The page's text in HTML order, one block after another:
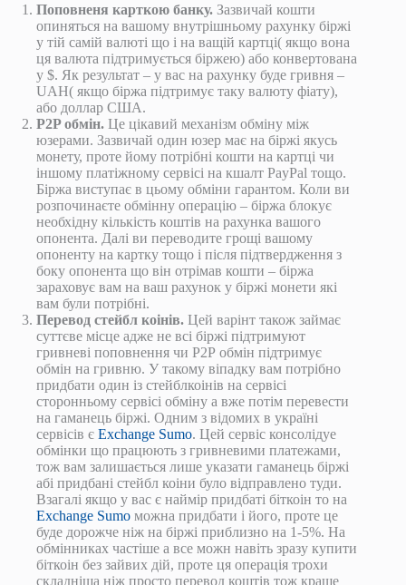
Поповненя карткою банку. Зазвичай кошти
опиняться на вашому внутрішньому рахунку біржі
у тій самій валюті що і на ващій картці( якщо вона
ця валюта підтримується біржею) або конвертована
у $. Як результат – у вас на рахунку буде гривня –
UAH( якщо біржа підтримує таку валюту фіату),
або доллар США.
P2P обмін. Це цікавий механізм обміну між
юзерами. Зазвичай один юзер має на біржі якусь
монету, проте йому потрібні кошти на картці чи
іншому платіжному сервісі на кшалт PayPal тощо.
Біржа виступає в цьому обміни гарантом. Коли ви
розпочинаєте обмінну операцію – біржа блокує
необхідну кількість коштів на рахунка вашого
опонента. Далі ви переводите грощі вашому
опоненту на картку тощо і після підтвердження з
боку опонента що він отрімав кошти – біржа
зараховує вам на ваш рахунок у біржі монети які
вам були потрібні.
Перевод стейбл коінів. Цей варінт також займає
суттєве місце адже не всі біржі підтримуют
гривневі поповнення чи Р2Р обмін підтримує
обмін на гривню. У такому віпадку вам потрібно
придбати один із стейблкоінів на сервісі
сторонньому сервісі обміну а вже потім перевести
на гаманець біржі. Одним з відомих в україні
сервісів є Exchange Sumo. Цей сервіс консолідуе
обмінки що працюють з гривневими платежами,
тож вам залишається лише указати гаманець біржі
абі придбані стейбл коіни було відправлено туди.
Взагалі якщо у вас є наймір придбаті біткоін то на
Exchange Sumo можна придбати і його, проте це
буде дорожче ніж на біржі приблизно на 1-5%. На
обмінниках частіше а все можн навіть зразу купити
біткоін без зайвих дій, проте ця операція трохи
складніша ніж просто перевод коштів тож краще